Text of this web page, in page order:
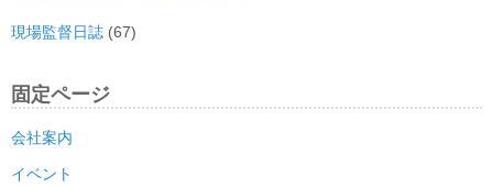
現場監督日誌 (67)
固定ページ
会社案内
イベント